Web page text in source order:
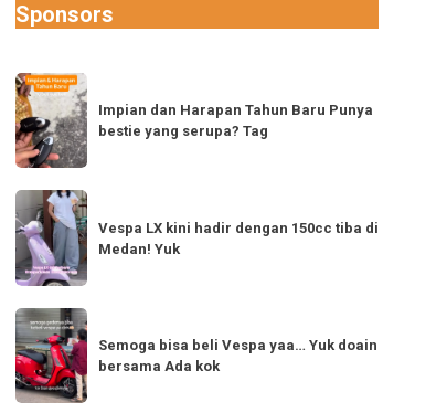
Sponsors
Impian
dan
Harapan
Tahun
Baru
Punya
bestie
yang
Tag
Impian dan Harapan Tahun Baru Punya
bestie yang serupa? Tag
Vespa
LX
kini
hadir
dengan
150cc
tiba
di
Vespa LX kini hadir dengan 150cc tiba di
Medan! Yuk
Semoga
bisa
beli
Vespa
Semoga bisa beli Vespa yaa… Yuk doain
bersama Ada kok